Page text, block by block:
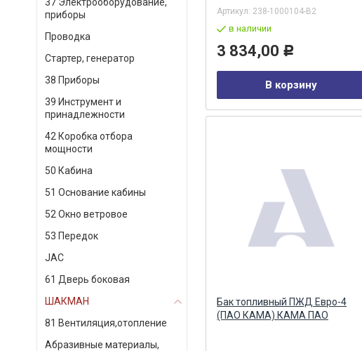
приборы
Проводка
Стартер, генератор
38 Приборы
39 Инструмент и
принадлежности
42 Коробка отбора
мощности
50 Кабина
51 Основание кабины
52 Окно ветровое
53 Передок
JAC
61 Дверь боковая
ШАКМАН
81 Вентиляция,отопление
Абразивные материалы,
Артикул: 238-1000104-В2
в наличии
3 834,00 Р
В корзину
Бак топливный ПЖД Евро-4
(ПАО КАМА) КАМА ПАО